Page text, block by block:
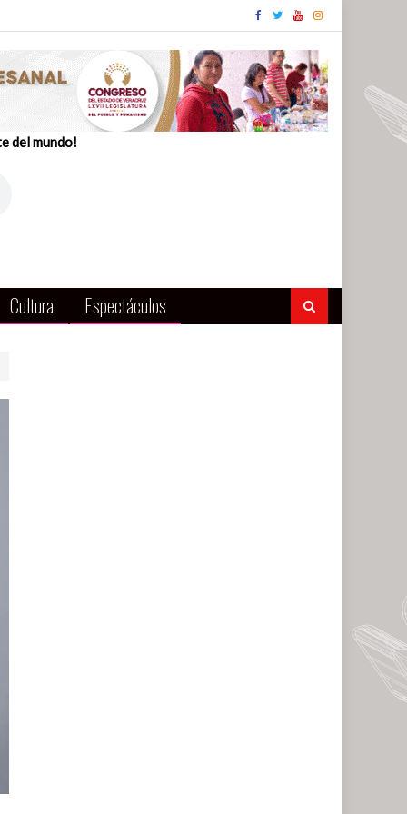
del mundo!
Cultura Espectáculos